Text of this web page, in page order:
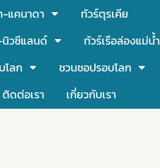
-แคนาดา
ทัวร์ตุรเคีย
นิวซีแลนด์
ทัวร์เรือล่องแม่น้ำ
โลก
ชวนชอปรอบโลก
ติดต่อเรา เกี่ยวกับเรา